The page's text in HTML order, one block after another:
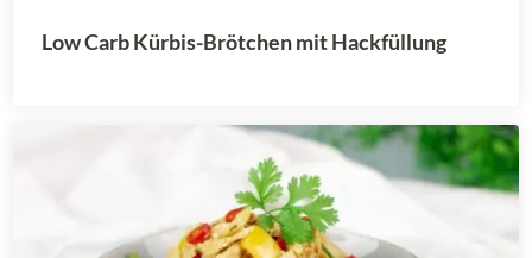
Low Carb Kürbis-Brötchen mit Hackfüllung